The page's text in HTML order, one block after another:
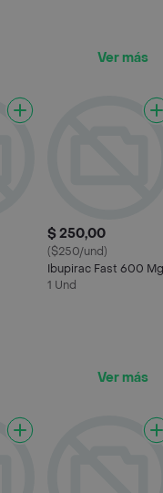
Ver más
$ 250,00
($250/und)
Ibupirac Fast 600 Mg
1 Und
Ver más